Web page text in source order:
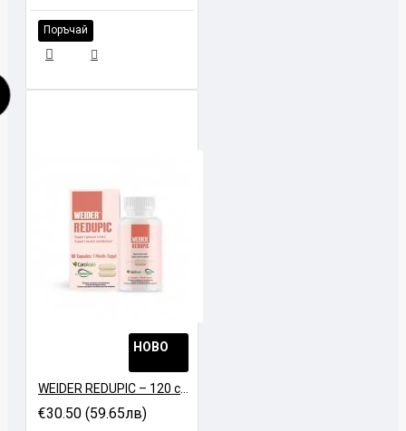
Поръчай
НОВО
WEIDER REDUPIC – 120 caps
€30.50 (59.65лв)